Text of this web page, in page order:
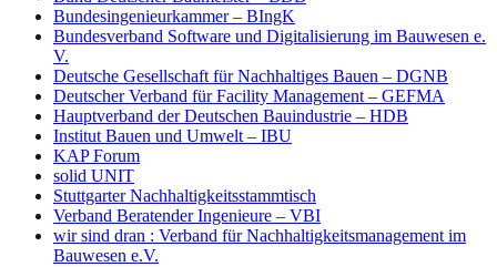
Bundesingenieurkammer – BIngK
Bundesverband Software und Digitalisierung im Bauwesen e.
V.
Deutsche Gesellschaft für Nachhaltiges Bauen – DGNB
Deutscher Verband für Facility Management – GEFMA
Hauptverband der Deutschen Bauindustrie – HDB
Institut Bauen und Umwelt – IBU
KAP Forum
solid UNIT
Stuttgarter Nachhaltigkeitsstammtisch
Verband Beratender Ingenieure – VBI
wir sind dran : Verband für Nachhaltigkeitsmanagement im
Bauwesen e.V.